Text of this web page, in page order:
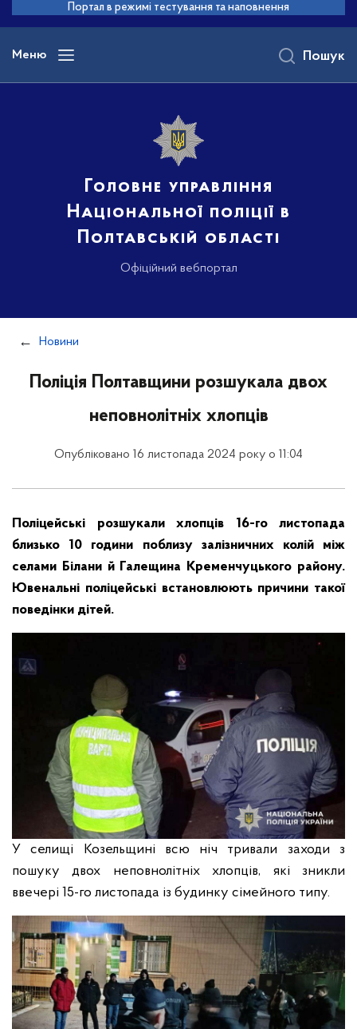
основного
вмісту
Портал в режимі тестування та наповнення
Меню
Головне управління
Національної поліції в
Полтавській області
Офіційний вебпортал
Пошук
Новини
Поліція Полтавщини розшукала двох
неповнолітніх хлопців
Опубліковано 16 листопада 2024 року о 11:04
Поліцейські розшукали хлопців 16-го листопада
близько 10 години поблизу залізничних колій між
селами Білани й Галещина Кременчуцького району.
Ювенальні поліцейські встановлюють причини такої
поведінки дітей.
У селищі Козельщині всю ніч тривали заходи з
пошуку двох неповнолітніх хлопців, які зникли
ввечері 15-го листопада із будинку сімейного типу.